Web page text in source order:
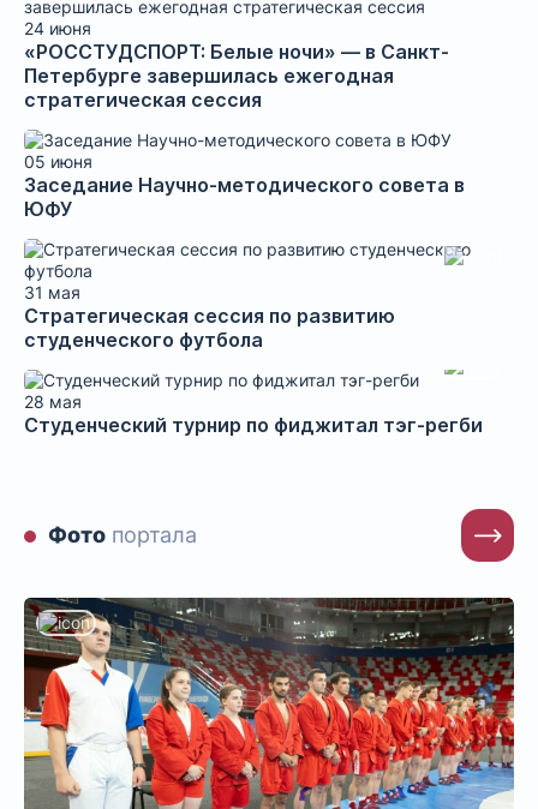
24 июня
«РОССТУДСПОРТ: Белые ночи» — в Санкт-
Петербурге завершилась ежегодная
стратегическая сессия
05 июня
Заседание Научно-методического совета в
ЮФУ
31 мая
Стратегическая сессия по развитию
студенческого футбола
28 мая
Студенческий турнир по фиджитал тэг-регби
Фото портала